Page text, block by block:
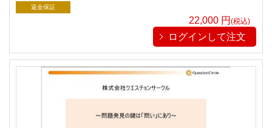
いのアプローチについて考察します。
返金保証
22,000 円 (税込)
ログインして注文